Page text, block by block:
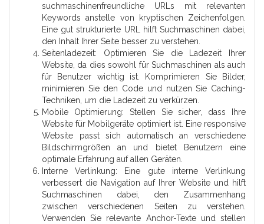
suchmaschinenfreundliche URLs mit relevanten
Keywords anstelle von kryptischen Zeichenfolgen.
Eine gut strukturierte URL hilft Suchmaschinen dabei,
den Inhalt Ihrer Seite besser zu verstehen.
Seitenladezeit: Optimieren Sie die Ladezeit Ihrer
Website, da dies sowohl für Suchmaschinen als auch
für Benutzer wichtig ist. Komprimieren Sie Bilder,
minimieren Sie den Code und nutzen Sie Caching-
Techniken, um die Ladezeit zu verkürzen.
Mobile Optimierung: Stellen Sie sicher, dass Ihre
Website für Mobilgeräte optimiert ist. Eine responsive
Website passt sich automatisch an verschiedene
Bildschirmgrößen an und bietet Benutzern eine
optimale Erfahrung auf allen Geräten.
Interne Verlinkung: Eine gute interne Verlinkung
verbessert die Navigation auf Ihrer Website und hilft
Suchmaschinen dabei, den Zusammenhang
zwischen verschiedenen Seiten zu verstehen.
Verwenden Sie relevante Anchor-Texte und stellen